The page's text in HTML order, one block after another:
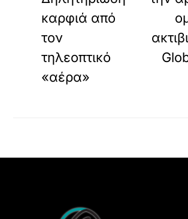
καρφιά από
τον
τηλεοπτικό
«αέρα»